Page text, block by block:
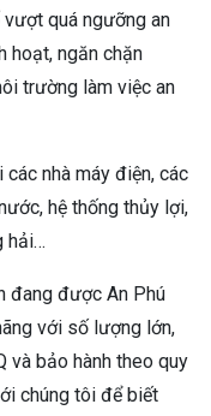
quá ngưỡng an
hoạt, ngăn chặn
trường làm việc an
nhà máy điện, các
hệ thống thủy lợi,
hải…
đang được An Phú
với số lượng lớn,
và bảo hành theo quy
chúng tôi để biết